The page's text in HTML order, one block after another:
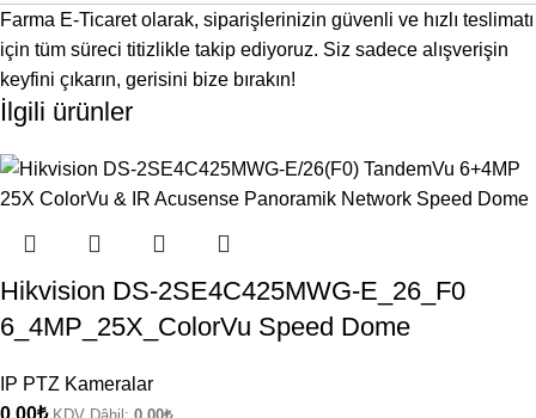
Farma E-Ticaret olarak, siparişlerinizin güvenli ve hızlı teslimatı
için tüm süreci titizlikle takip ediyoruz. Siz sadece alışverişin
keyfini çıkarın, gerisini bize bırakın!
İlgili ürünler
Hikvision DS-2SE4C425MWG-E_26_F0
6_4MP_25X_ColorVu Speed Dome
IP PTZ Kameralar
0.00₺